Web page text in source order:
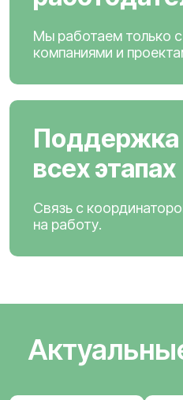
Мы работаем только
компаниями и
Поддержка
всех этапах
Связь с
на работу.